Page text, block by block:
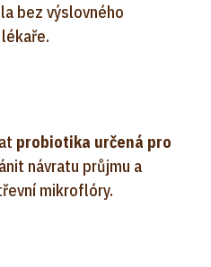
bez výslovného
probiotika určená pro
návratu průjmu a
mikroflóry.